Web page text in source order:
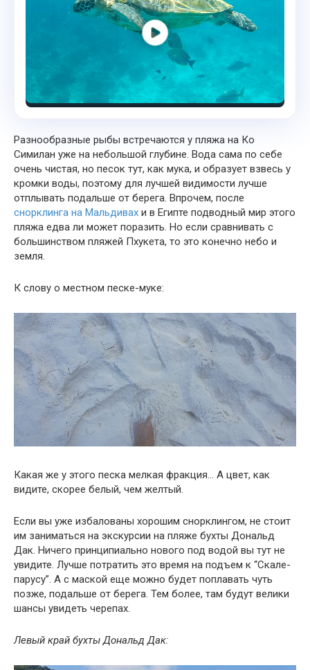
Разнообразные рыбы встречаются у пляжа на Ко
Симилан уже на небольшой глубине. Вода сама по себе
очень чистая, но песок тут, как мука, и образует взвесь у
кромки воды, поэтому для лучшей видимости лучше
отплывать подальше от берега. Впрочем, после
снорклинга на Мальдивах и в Египте подводный мир этого
пляжа едва ли может поразить. Но если сравнивать с
большинством пляжей Пхукета, то это конечно небо и
земля.
К слову о местном песке-муке:
Какая же у этого песка мелкая фракция… А цвет, как
видите, скорее белый, чем желтый.
Если вы уже избалованы хорошим снорклингом, не стоит
им заниматься на экскурсии на пляже бухты Дональд
Дак. Ничего принципиально нового под водой вы тут не
увидите. Лучше потратить это время на подъем к “Скале-
парусу”. А с маской еще можно будет поплавать чуть
позже, подальше от берега. Тем более, там будут велики
шансы увидеть черепах.
Левый край бухты Дональд Дак: